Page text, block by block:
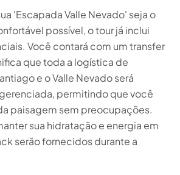
'Escapada Valle Nevado' seja o
possível, o tour já inclui
Você contará com um transfer
que toda a logística de
e o Valle Nevado será
permitindo que você
paisagem sem preocupações.
sua hidratação e energia em
serão fornecidos durante a